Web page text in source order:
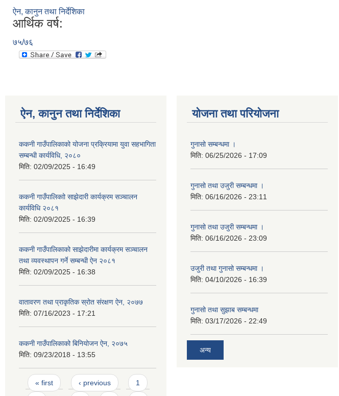
ऐन, कानुन तथा निर्देशिका
आर्थिक वर्ष:
७५/७६
ऐन, कानुन तथा निर्देशिका
ककनी गाउँपालिकाको योजना प्रक्रियामा युवा सहभागिता
सम्बन्धी कार्यविधि, २०८०
मिति: 02/09/2025 - 16:49
ककनी गाउँपालिकाो साझेदारी कार्यक्रम सञ्चालन
कार्यविधि २०८१
मिति: 02/09/2025 - 16:39
ककनी गाउँपालिकाको साझेदारीमा कार्यक्रम सञ्चालन
तथा व्यवस्थापन गर्ने सम्बन्धी ऐन २०८१
मिति: 02/09/2025 - 16:38
वातावरण तथा प्राकृतिक स्रोत संरक्षण ऐन, २०७७
मिति: 07/16/2023 - 17:21
ककनी गाउँपालिकाको बिनियोजन ऐन, २०७५
मिति: 09/23/2018 - 13:55
Pages
« first ‹ previous 1
योजना तथा परियोजना
गुनासो सम्बन्धमा ।
मिति: 06/25/2026 - 17:09
गुनासो तथा उजुरी सम्बन्धमा ।
मिति: 06/16/2026 - 23:11
गुनासो तथा उजुरी सम्बन्धमा ।
मिति: 06/16/2026 - 23:09
उजुरी तथा गुनासो सम्बन्धमा ।
मिति: 04/10/2026 - 16:39
गुनासो तथा सुझाब सम्बन्धमा
मिति: 03/17/2026 - 22:49
अन्य